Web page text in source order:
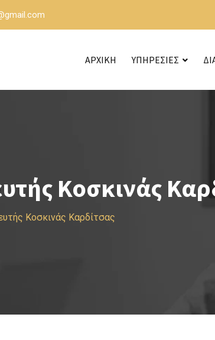
ΑΡΧΙΚΗ ΥΠΗΡΕΣΙΕΣ
Κοσκινάς
Κοσκινάς Καρδίτσας